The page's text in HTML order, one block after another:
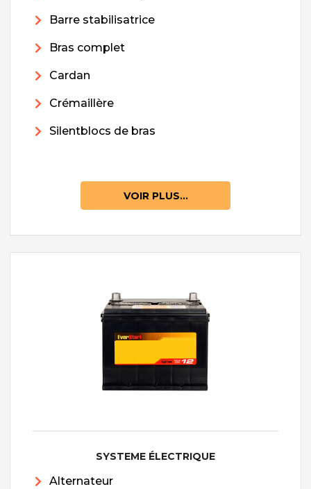
Barre stabilisatrice
Bras complet
Cardan
Crémaillère
Silentblocs de bras
VOIR PLUS...
SYSTEME ÉLECTRIQUE
Alternateur